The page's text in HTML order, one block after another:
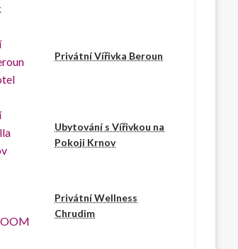
Privátní Vířivka Beroun
Ubytování s Vířivkou na
Pokoji Krnov
Privátní Wellness
Chrudim